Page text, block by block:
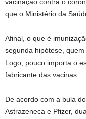
vacinação contra o
que o Ministério da
Afinal, o que é
segunda hipótese,
Logo, pouco importa o
fabricante das vacinas.
De acordo com a bula
Astrazeneca e Pfizer,